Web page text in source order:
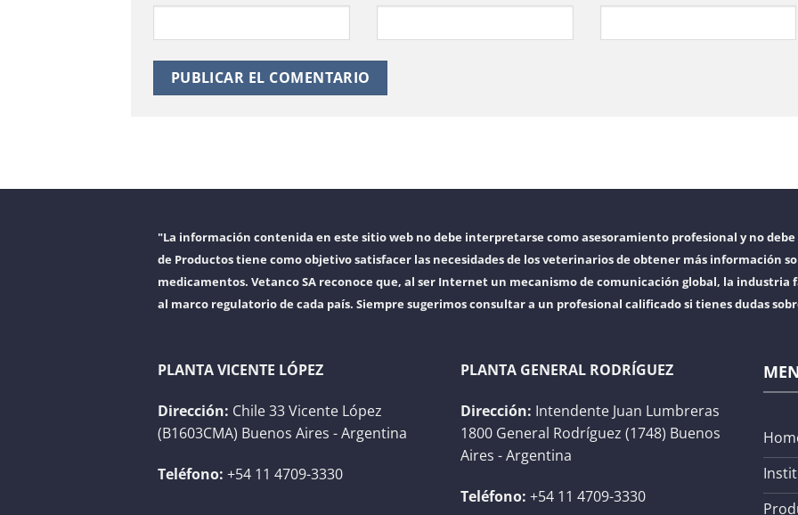
"La información contenida en este sitio web no debe interpretarse como asesoramiento profesional y no debe
de Productos tiene como objetivo satisfacer las necesidades de los veterinarios de obtener más información
medicamentos. Vetanco SA reconoce que, al ser Internet un mecanismo de comunicación global, la
al marco regulatorio de cada país. Siempre sugerimos consultar a un profesional calificado si tienes dudas
PLANTA VICENTE LÓPEZ
Dirección: Chile 33 Vicente López
(B1603CMA) Buenos Aires - Argentina
Teléfono: +54 11 4709-3330
PLANTA GENERAL RODRÍGUEZ
Dirección: Intendente Juan Lumbreras
1800 General Rodríguez (1748) Buenos
Aires - Argentina
Teléfono: +54 11 4709-3330